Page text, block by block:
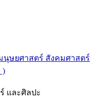
มนุษยศาสตร์ สังคมศาสตร์
)
และศิลปะ